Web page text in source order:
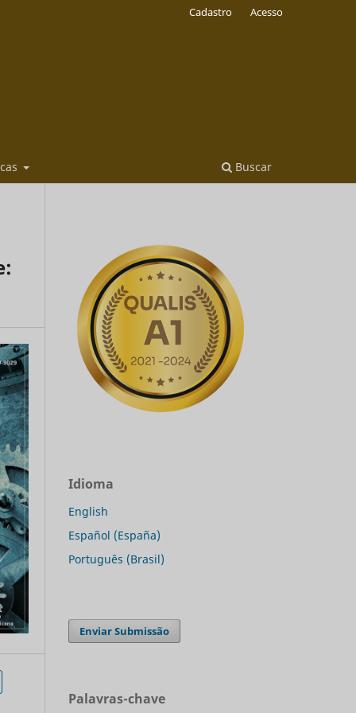
Buscar
Cadastro Acesso
Idioma
English
Español (España)
Português (Brasil)
Enviar Submissão
Palavras-chave